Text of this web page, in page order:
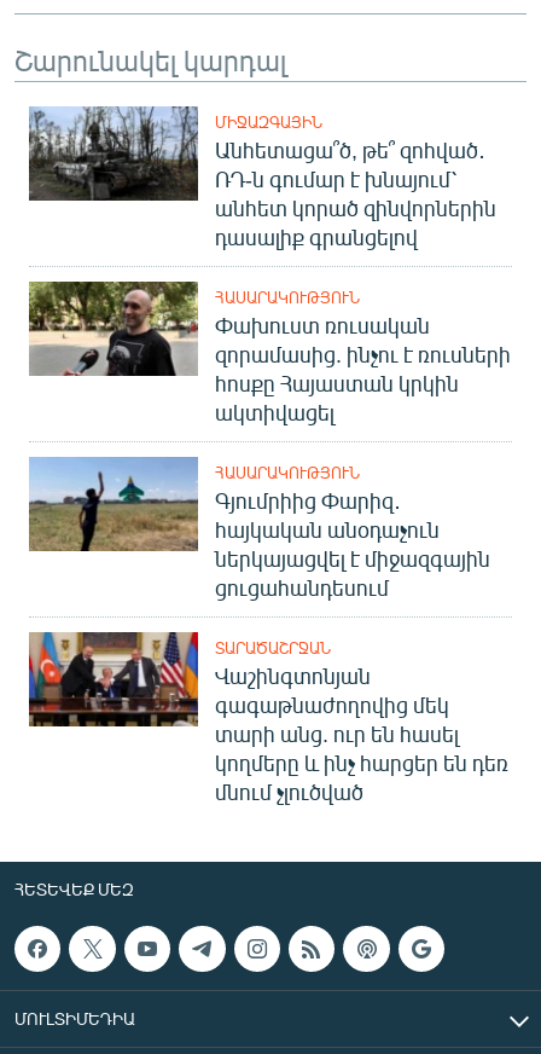
Շարունակել կարդալ
ՄԻՋԱԶԳԱՅԻՆ
Անհետացա՞ծ, թե՞ զոհված․
ՌԴ-ն գումար է խնայում՝
անհետ կորած զինվորներին
դասալիք գրանցելով
ՀԱՍԱՐԱԿՈՒԹՅՈՒՆ
Փախուստ ռուսական
զորամասից. ինչու է ռուսների
հոսքը Հայաստան կրկին
ակտիվացել
ՀԱՍԱՐԱԿՈՒԹՅՈՒՆ
Գյումրիից Փարիզ․
հայկական անօդաչուն
ներկայացվել է միջազգային
ցուցահանդեսում
ՏԱՐԱԾԱՇՐՋԱՆ
Վաշինգտոնյան
գագաթնաժողովից մեկ
տարի անց. ուր են հասել
կողմերը և ինչ հարցեր են դեռ
մնում չլուծված
ՀԵՏԵՎԵՔ ՄԵԶ
ՄՈՒԼՏԻՄԵԴԻԱ